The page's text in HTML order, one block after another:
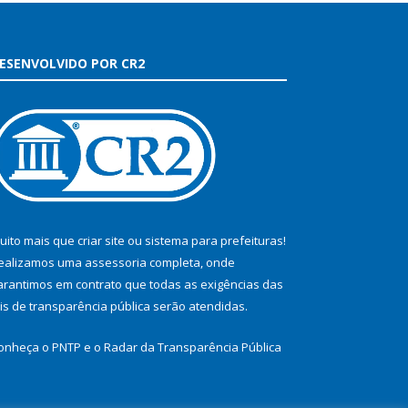
POR CR2
mais que criar site ou sistema para prefeituras!
uma assessoria completa, onde
em contrato que todas as exigências das
de transparência pública serão atendidas.
o PNTP e o Radar da Transparência Pública